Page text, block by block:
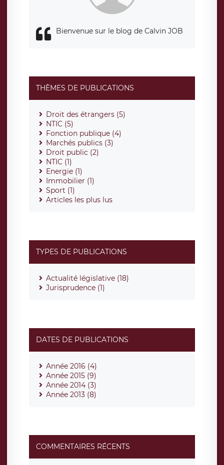
Bienvenue sur le blog de Calvin JOB
THÈMES DE PUBLICATIONS
Droit des étrangers (5)
NTIC (5)
Fonction publique (4)
Marchés publics (3)
Droit public (2)
NTIC (1)
Energie (1)
Immobilier (1)
Sport (1)
Articles les plus lus
TYPES DE PUBLICATIONS
Actualité législative (18)
Jurisprudence (1)
DATES DE PUBLICATIONS
Année 2016 (4)
Année 2015 (9)
Année 2014 (3)
Année 2013 (8)
COMMENTAIRES RÉCENTS